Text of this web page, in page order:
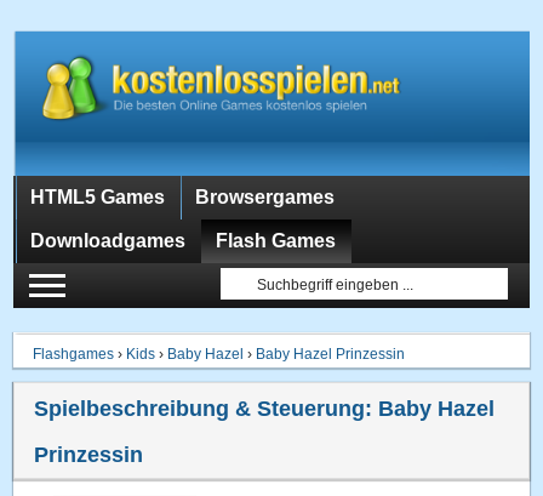
HTML5 Games Browsergames
Downloadgames Flash Games
Flashgames › Kids › Baby Hazel › Baby Hazel Prinzessin
Spielbeschreibung & Steuerung: Baby Hazel
Prinzessin